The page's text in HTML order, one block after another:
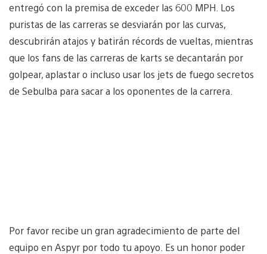
entregó con la premisa de exceder las 600 MPH. Los
puristas de las carreras se desviarán por las curvas,
descubrirán atajos y batirán récords de vueltas, mientras
que los fans de las carreras de karts se decantarán por
golpear, aplastar o incluso usar los jets de fuego secretos
de Sebulba para sacar a los oponentes de la carrera.
Por favor recibe un gran agradecimiento de parte del
equipo en Aspyr por todo tu apoyo. Es un honor poder